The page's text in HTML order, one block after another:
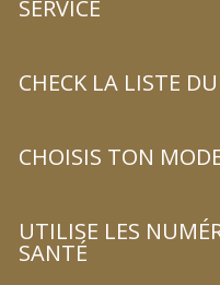
SERVICE
CHECK LA LISTE
CHOISIS TON
UTILISE LES
SANTÉ